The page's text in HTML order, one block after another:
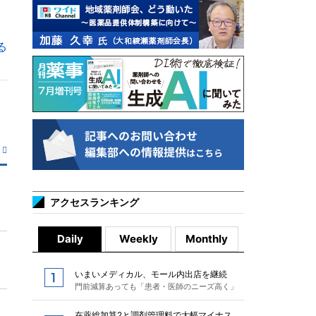
アクセスランキング
Daily Weekly Monthly
いまいメディカル、モール内出店を継続
門前減算あっても「患者・医師のニーズ高く」